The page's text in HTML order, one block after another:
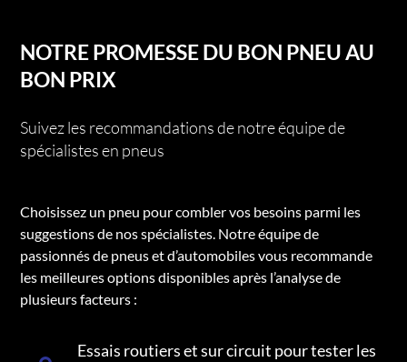
NOTRE PROMESSE DU BON PNEU AU
BON PRIX
Suivez les recommandations de notre équipe de
spécialistes en pneus
Choisissez un pneu pour combler vos besoins parmi les
suggestions de nos spécialistes. Notre équipe de
passionnés de pneus et d’automobiles vous recommande
les meilleures options disponibles après l’analyse de
plusieurs facteurs :
Essais routiers et sur circuit pour tester les